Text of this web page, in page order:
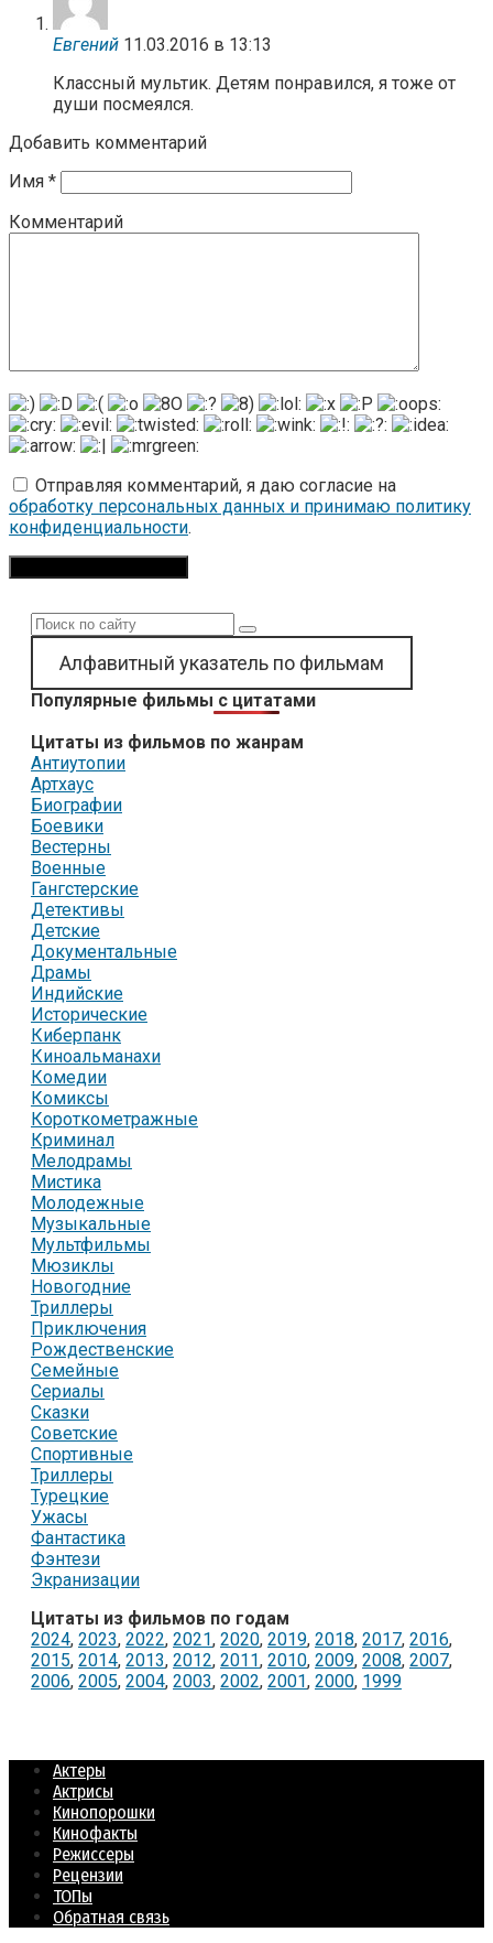
Евгений 11.03.2016 в 13:13
Классный мультик. Детям понравился, я тоже от
души посмеялся.
Добавить комментарий
Имя *
Комментарий
Отправляя комментарий, я даю согласие на
обработку персональных данных и принимаю политику
конфиденциальности.
Поиск:
Алфавитный указатель по фильмам
Популярные фильмы с цитатами
Цитаты из фильмов по жанрам
Антиутопии
Артхаус
Биографии
Боевики
Вестерны
Военные
Гангстерские
Детективы
Детские
Документальные
Драмы
Индийские
Исторические
Киберпанк
Киноальманахи
Комедии
Комиксы
Короткометражные
Криминал
Мелодрамы
Мистика
Молодежные
Музыкальные
Мультфильмы
Мюзиклы
Новогодние
Триллеры
Приключения
Рождественские
Семейные
Сериалы
Сказки
Советские
Спортивные
Триллеры
Турецкие
Ужасы
Фантастика
Фэнтези
Экранизации
Цитаты из фильмов по годам
2024, 2023, 2022, 2021, 2020, 2019, 2018, 2017, 2016,
2015, 2014, 2013, 2012, 2011, 2010, 2009, 2008, 2007,
2006, 2005, 2004, 2003, 2002, 2001, 2000, 1999
Актеры
Актрисы
Кинопорошки
Кинофакты
Режиссеры
Рецензии
ТОПы
Обратная связь